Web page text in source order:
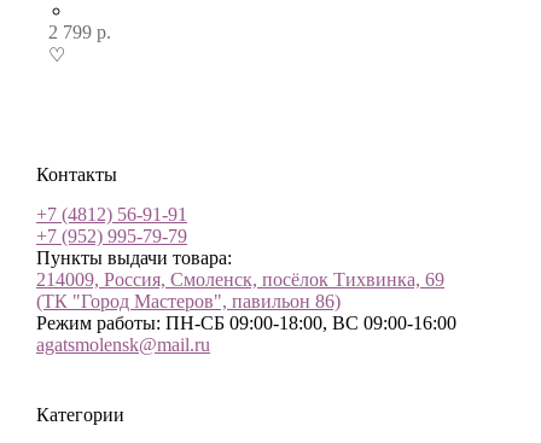
2 799 р.
♡
Контакты
+7 (4812) 56-91-91
+7 (952) 995-79-79
Пункты выдачи товара:
214009, Россия, Смоленск, посёлок Тихвинка, 69
(ТК "Город Мастеров", павильон 86)
Режим работы: ПН-СБ 09:00-18:00, ВС 09:00-16:00
agatsmolensk@mail.ru
Категории